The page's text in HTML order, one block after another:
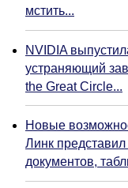
мстить...
NVIDIA
устраняющий
the Great Circle...
Новые
Линк
документов,